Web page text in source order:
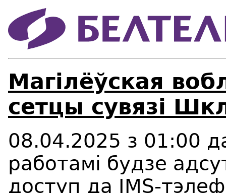
Магілёўская
сетцы сувязі
08.04.2025 з 01:00
работамі будзе
доступ да IMS-